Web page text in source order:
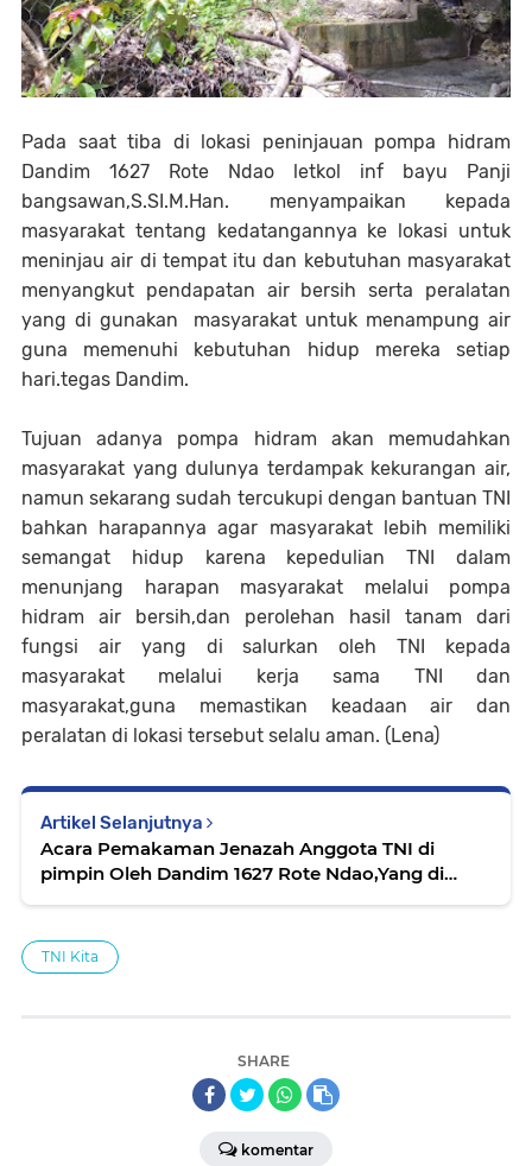
Pada saat tiba di lokasi peninjauan pompa hidram
Dandim 1627 Rote Ndao letkol inf bayu Panji
bangsawan,S.SI.M.Han. menyampaikan kepada
masyarakat tentang kedatangannya ke lokasi untuk
meninjau air di tempat itu dan kebutuhan masyarakat
menyangkut pendapatan air bersih serta peralatan
yang di gunakan masyarakat untuk menampung air
guna memenuhi kebutuhan hidup mereka setiap
hari.tegas Dandim.
Tujuan adanya pompa hidram akan memudahkan
masyarakat yang dulunya terdampak kekurangan air,
namun sekarang sudah tercukupi dengan bantuan TNI
bahkan harapannya agar masyarakat lebih memiliki
semangat hidup karena kepedulian TNI dalam
menunjang harapan masyarakat melalui pompa
hidram air bersih,dan perolehan hasil tanam dari
fungsi air yang di salurkan oleh TNI kepada
masyarakat melalui kerja sama TNI dan
masyarakat,guna memastikan keadaan air dan
peralatan di lokasi tersebut selalu aman. (Lena)
Artikel Selanjutnya
Acara Pemakaman Jenazah Anggota TNI di
pimpin Oleh Dandim 1627 Rote Ndao,Yang di
TNI Kita
SHARE
komentar